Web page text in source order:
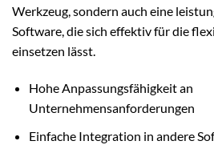
Werkzeug, sondern auch eine
Software, die sich effektiv für die
einsetzen lässt.
Hohe Anpassungsfähigkeit an
Unternehmensanforderungen
Einfache Integration in andere